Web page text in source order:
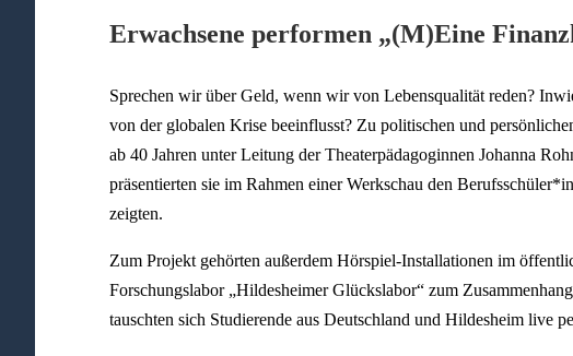
Erwachsene performen „(M)Eine
Sprechen wir über Geld, wenn wir von Lebensqualität reden?
von der globalen Krise beeinflusst? Zu politischen und
ab 40 Jahren unter Leitung der Theaterpädagoginnen Johanna
präsentierten sie im Rahmen einer Werkschau den
zeigten.
Zum Projekt gehörten außerdem Hörspiel-Installationen im
Forschungslabor „Hildesheimer Glückslabor“ zum
tauschten sich Studierende aus Deutschland und Hildesheim live